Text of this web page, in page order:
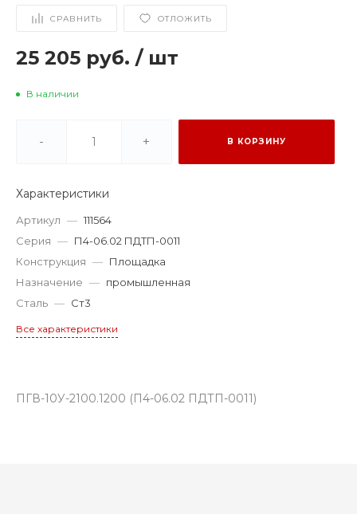
СРАВНИТЬ ОТЛОЖИТЬ
25 205 руб. / шт
В наличии
- + В КОРЗИНУ
Характеристики
Артикул — 111564
Серия — П4-06.02 ПДТП-0011
Конструкция — Площадка
Назначение — промышленная
Сталь — Ст3
Все характеристики
ПГВ-10У-2100.1200 (П4-06.02 ПДТП-0011)